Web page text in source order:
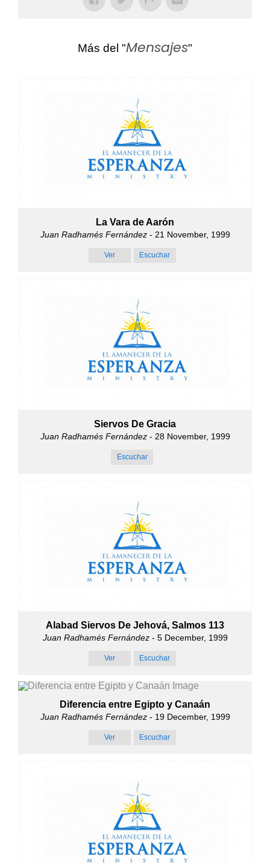
Más del "Mensajes"
La Vara de Aarón
Juan Radhamés Fernández- 21 November, 1999
Ver Escuchar
Siervos De Gracia
Juan Radhamés Fernández- 28 November, 1999
Escuchar
Alabad Siervos De Jehová, Salmos 113
Juan Radhamés Fernández- 5 December, 1999
Ver Escuchar
Diferencia entre Egipto y Canaán
Juan Radhamés Fernández- 19 December, 1999
Ver Escuchar